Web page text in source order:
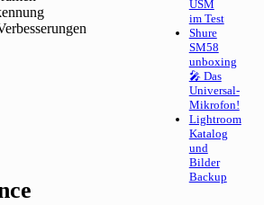
USM
im Test
Shure
SM58
unboxing
🎤 Das
Universal-
Mikrofon!
Lightroom
Katalog
und
Bilder
Backup